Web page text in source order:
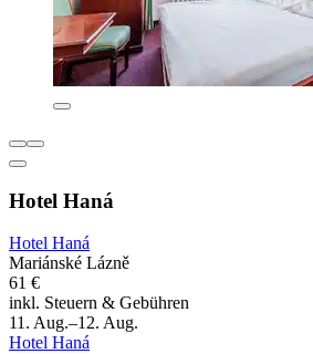
Hotel Haná
Hotel Haná
Mariánské Lázně
61 €
inkl. Steuern & Gebühren
11. Aug.–12. Aug.
Hotel Haná